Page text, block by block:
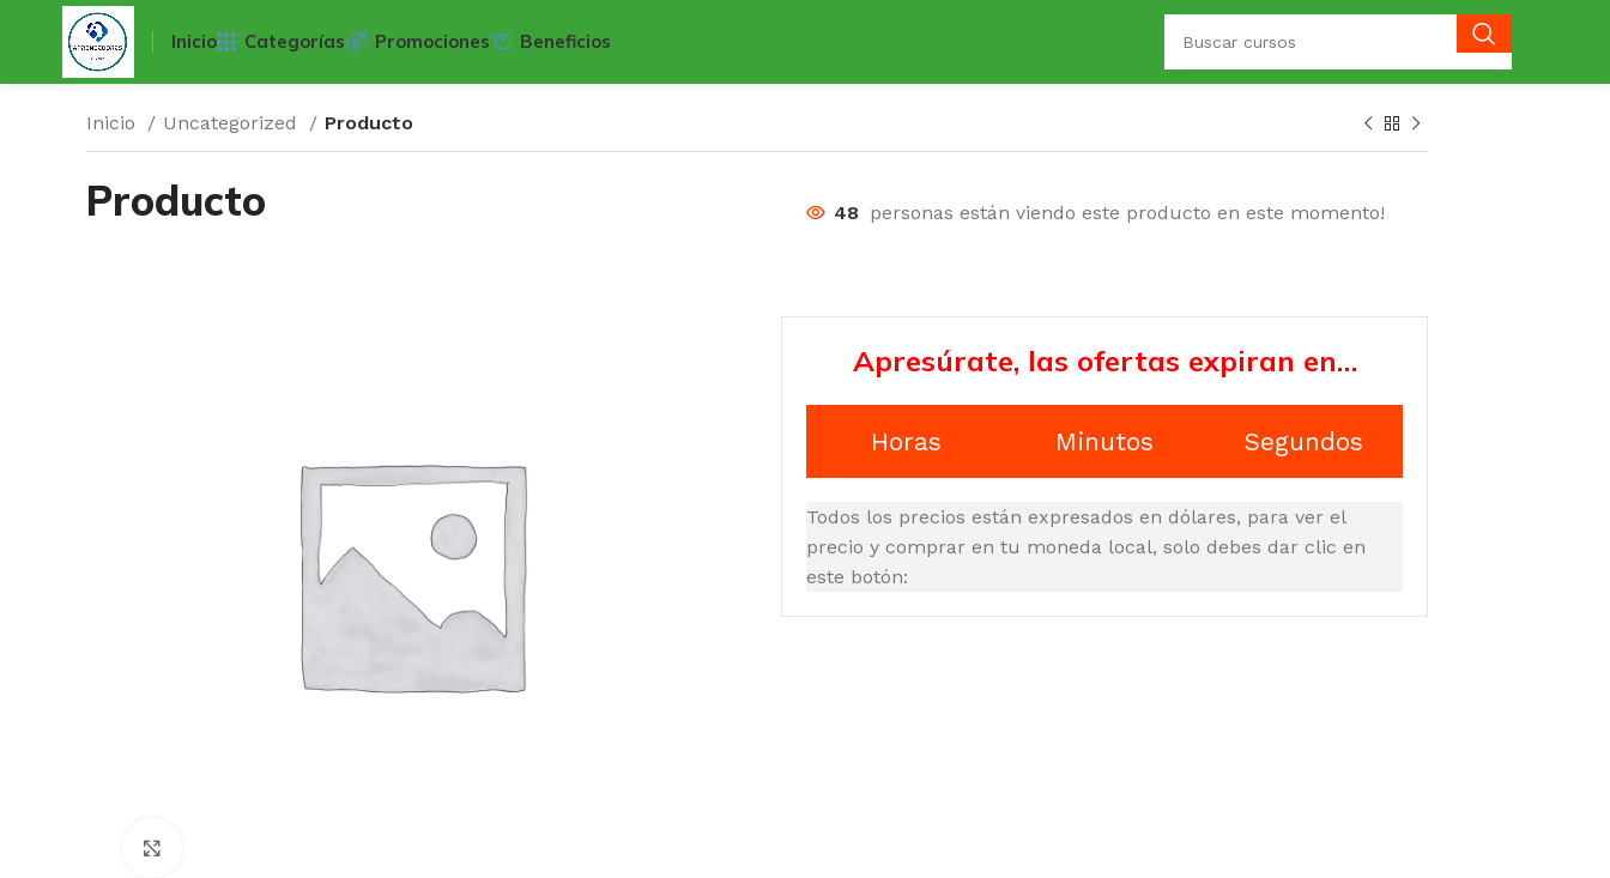
Inicio Categorías Promociones Beneficios
Inicio Uncategorized Producto
Producto 48 personas están viendo este producto en este momento!
Apresúrate, las ofertas expiran en…
Horas Minutos Segundos
Todos los precios están expresados en dólares, para ver el
precio y comprar en tu moneda local, solo debes dar clic en
este botón: